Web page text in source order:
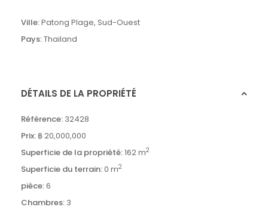
Ville:Patong Plage, Sud-Ouest
Pays:Thailand
DÉTAILS DE LA PROPRIÉTÉ
Référence: 32428
Prix: ฿ 20,000,000
Superficie de la propriété:162 m2
Superficie du terrain:0 m2
pièce:6
Chambres: 3